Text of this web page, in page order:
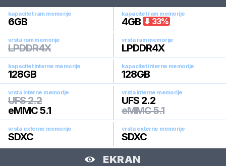
kapacitet ram memorije
6GB
kapacitet ram memorije
4GB 33%
vrsta ram memorije
LPDDR4X
vrsta ram memorije
LPDDR4X
kapacitet interne memorije
128GB
kapacitet interne memorije
128GB
vrsta interne memorije
UFS 2.2
eMMC 5.1
vrsta interne memorije
UFS 2.2
eMMC 5.1
vrsta externe memorije
SDXC
vrsta externe memorije
SDXC
EKRAN